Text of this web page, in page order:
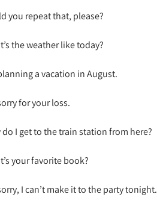
you repeat that, please?
the weather like today?
a vacation in August.
for your loss.
do I get to the train station from here?
your favorite book?
I can’t make it to the party tonight.